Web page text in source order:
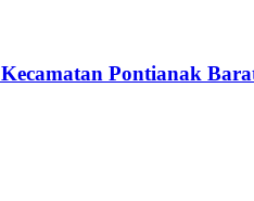
Pontianak